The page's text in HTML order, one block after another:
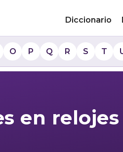
Diccionario
O P Q R S T
en